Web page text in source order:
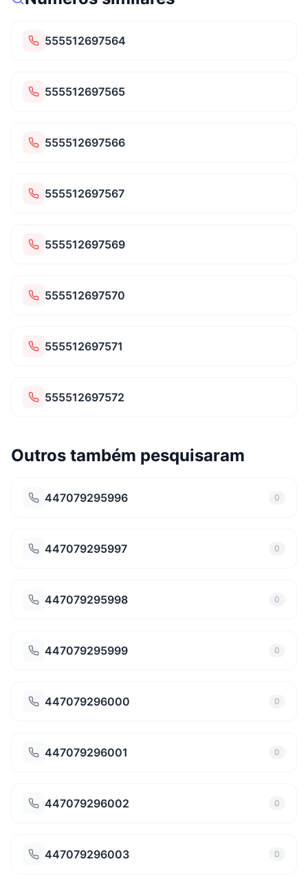
555512697564
555512697565
555512697566
555512697567
555512697569
555512697570
555512697571
555512697572
Outros também pesquisaram
447079295996 0
447079295997 0
447079295998 0
447079295999 0
447079296000 0
447079296001 0
447079296002 0
447079296003 0